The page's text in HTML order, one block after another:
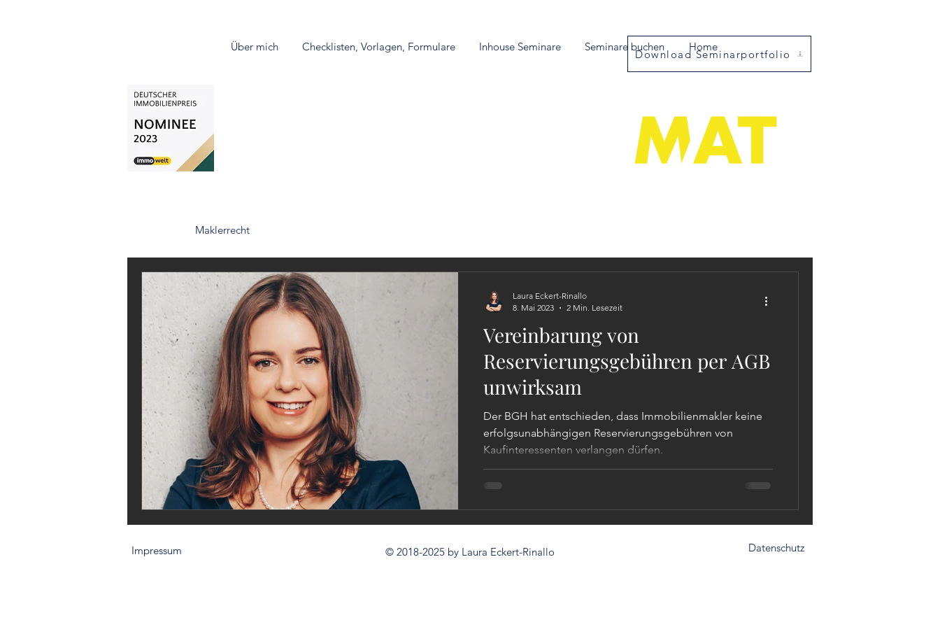
Download Seminarportfolio
Home
Seminare buchen
Inhouse Seminare
Checklisten, Vorlagen, Formulare
Über mich
Maklerrecht
Vereinbarung von
Reservierungsgebühren per AGB
unwirksam
Der BGH hat entschieden, dass Immobilienmakler keine
erfolgsunabhängigen Reservierungsgebühren von
Kaufinteressenten verlangen dürfen.
Laura Eckert-Rinallo
8. Mai 2023
2 Min. Lesezeit
© 2018-2025 by Laura Eckert-Rinallo
Impressum Datenschutz